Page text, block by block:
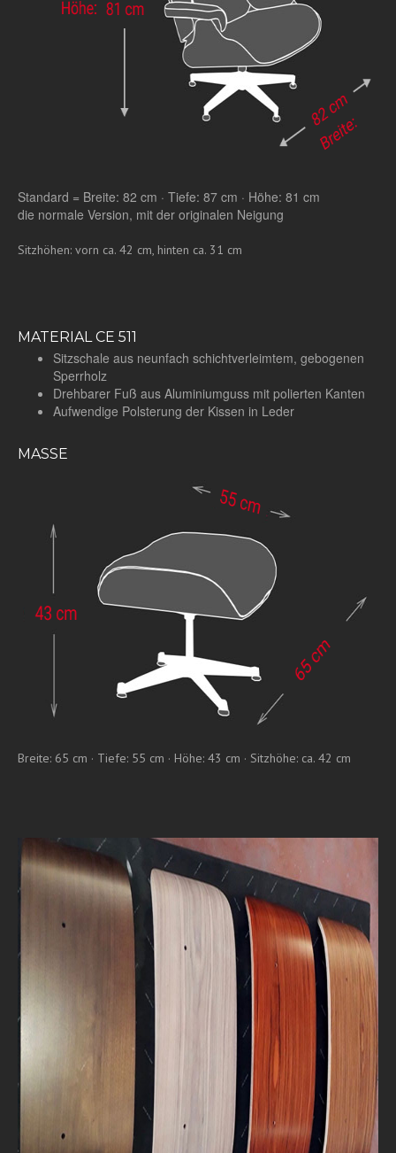
Standard = Breite: 82 cm · Tiefe: 87 cm · Höhe: 81 cm
die normale Version, mit der originalen Neigung
Sitzhöhen: vorn ca. 42 cm, hinten ca. 31 cm
MATERIAL CE 511
Sitzschale aus neunfach schichtverleimtem, gebogenen
Sperrholz
Drehbarer Fuß aus Aluminiumguss mit polierten Kanten
Aufwendige Polsterung der Kissen in Leder
MASSE
Breite: 65 cm · Tiefe: 55 cm · Höhe: 43 cm · Sitzhöhe: ca. 42 cm